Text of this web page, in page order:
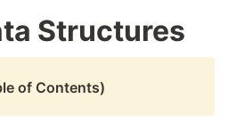
Structures
of Contents)